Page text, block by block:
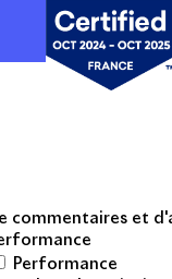
commentaires et
Performance